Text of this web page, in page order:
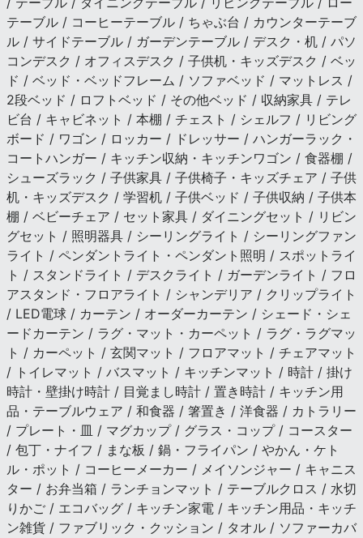
テーブル / コーヒーテーブル / ちゃぶ台 / カウンターテーブ
ル / サイドテーブル / ガーデンテーブル / デスク・机 / パソ
コンデスク / オフィスデスク / 子供机・キッズデスク / ベッ
ド / ベッド・ベッドフレーム / ソファベッド / マットレス /
2段ベッド / ロフトベッド / その他ベッド / 収納家具 / テレ
ビ台 / キャビネット / 本棚 / チェスト / シェルフ / リビング
ボード / ワゴン / ロッカー / ドレッサー / ハンガーラック・
コートハンガー / キッチン収納・キッチンワゴン / 食器棚 /
シューズラック / 子供家具 / 子供椅子・キッズチェア / 子供
机・キッズデスク / 学習机 / 子供ベッド / 子供収納 / 子供本
棚 / ベビーチェア / セット家具 / ダイニングセット / リビン
グセット / 照明器具 / シーリングライト / シーリングファン
ライト / ペンダントライト・ペンダント照明 / スポットライ
ト / スタンドライト / デスクライト / ガーデンライト / フロ
アスタンド・フロアライト / シャンデリア / クリップライト
/ LED電球 / カーテン / オーダーカーテン / シェード・シェ
ードカーテン / ラグ・マット・カーペット / ラグ・ラグマッ
ト / カーペット / 玄関マット / フロアマット / チェアマット
/ トイレマット / バスマット / キッチンマット / 時計 / 掛け
時計・壁掛け時計 / 目覚まし時計 / 置き時計 / キッチン用
品・テーブルウェア / 和食器 / 箸置き / 洋食器 / カトラリー
/ プレート・皿 / マグカップ / グラス・コップ / コースター
/ 包丁・ナイフ / まな板 / 鍋・フライパン / やかん・ケト
ル・ポット / コーヒーメーカー / メイソンジャー / キャニス
ター / お弁当箱 / ランチョンマット / テーブルクロス / 水切
りかご / エコバッグ / キッチン家電 / キッチン用品・キッチ
ン雑貨 / ファブリック・クッション / タオル / ソファーカバ